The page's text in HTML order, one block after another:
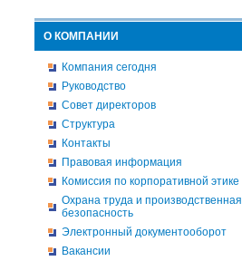
О КОМПАНИИ
Компания сегодня
Руководство
Совет директоров
Структура
Контакты
Правовая информация
Комиссия по корпоративной этике
Охрана труда и производственная
безопасность
Электронный документооборот
Вакансии